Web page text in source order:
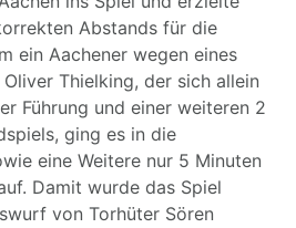
Abstands für die
ein Aachener wegen eines
Thielking, der sich allein
Führung und einer weiteren 2
ging es in die
eine Weitere nur 5 Minuten
Damit wurde das Spiel
von Torhüter Sören